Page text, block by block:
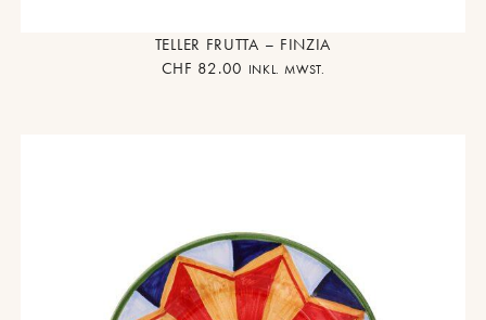
TELLER FRUTTA – FINZIA
CHF 82.00 INKL. MWST.